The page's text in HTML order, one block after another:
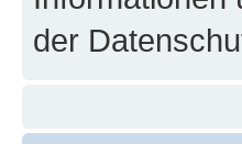
der